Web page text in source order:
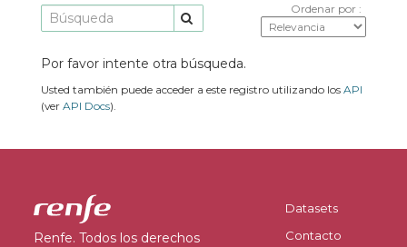
Ordenar por
Por favor intente otra búsqueda.
Usted también puede acceder a este registro utilizando los API
(ver API Docs).
Renfe. Todos los derechos
Datasets
Contacto